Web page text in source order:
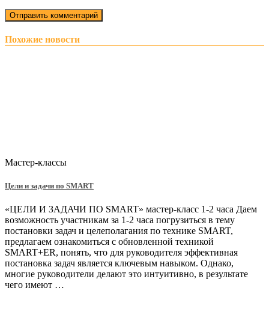
Похожие новости
Мастер-классы
Цели и задачи по SMART
«ЦЕЛИ И ЗАДАЧИ ПО SMART» мастер-класс 1-2 часа Даем
возможность участникам за 1-2 часа погрузиться в тему
постановки задач и целеполагания по технике SMART,
предлагаем ознакомиться с обновленной техникой
SMART+ER, понять, что для руководителя эффективная
постановка задач является ключевым навыком. Однако,
многие руководители делают это интуитивно, в результате
чего имеют …